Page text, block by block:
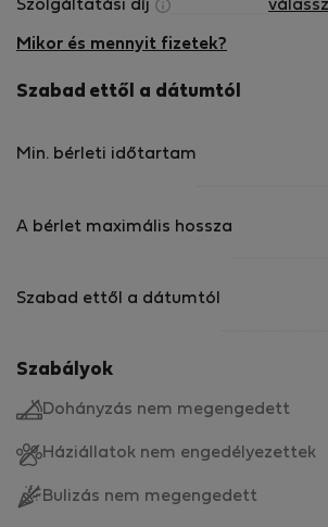
Szolgáltatási díj
Mikor és mennyit fizetek?
Szabad ettől a dátumtól
Min. bérleti időtartam
A bérlet maximális hossza
Szabad ettől a dátumtól
Szabályok
Dohányzás nem megengedett
Háziállatok nem engedélyezettek
Bulizás nem megengedett